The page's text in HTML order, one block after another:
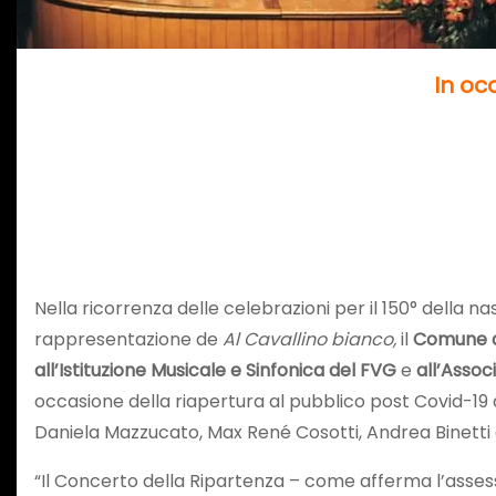
In
Nella ricorrenza delle celebrazioni per il 150° della
rappresentazione de Al Cavallino bianco,ilComune
all’Istituzione Musicale e Sinfonica del FVGe
occasione della riapertura al pubblico post Covid-
Daniela Mazzucato, Max René Cosotti, Andrea
“Il Concerto della Ripartenza – come afferma